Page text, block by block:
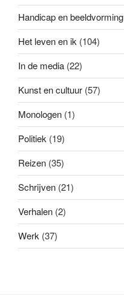
Handicap en beeldvorming
Het leven en ik (104)
In de media (22)
Kunst en cultuur (57)
Monologen (1)
Politiek (19)
Reizen (35)
Schrijven (21)
Verhalen (2)
Werk (37)